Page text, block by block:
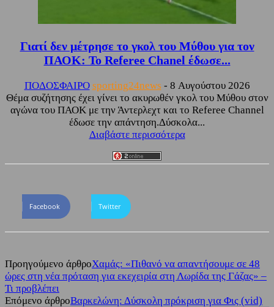
Γιατί δεν μέτρησε το γκολ του Μύθου για τον
ΠΑΟΚ: Το Referee Chanel έδωσε...
ΠΟΔΟΣΦΑΙΡΟ sporting24news - 8 Αυγούστου 2026
Θέμα συζήτησης έχει γίνει το ακυρωθέν γκολ του Μύθου στον
αγώνα του ΠΑΟΚ με την Άντερλεχτ και το Referee Channel
έδωσε την απάντηση.Δύσκολα...
Διαβάστε περισσότερα
Facebook Twitter
Προηγούμενο άρθροΧαμάς: «Πιθανό να απαντήσουμε σε 48
ώρες στη νέα πρόταση για εκεχειρία στη Λωρίδα της Γάζας» –
Τι προβλέπει
Επόμενο άρθροΒαρκελώνη: Δύσκολη πρόκριση για Φις (vid)